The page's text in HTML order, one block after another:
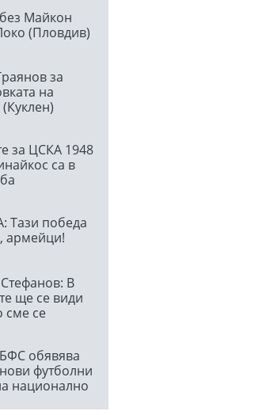
Майкон
(Пловдив)
за
на
за ЦСКА 1948
са в
Тази победа
армейци!
В
ще се види
сме се
обявява
футболни
национално